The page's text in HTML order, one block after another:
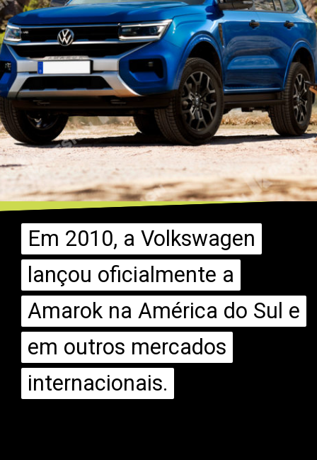
Em 2010, a Volkswagen
lançou oficialmente a
Amarok na América do Sul e
em outros mercados
internacionais.
Em 2010, a Volkswagen
lançou oficialmente a
Amarok na América do Sul e
em outros mercados
internacionais.